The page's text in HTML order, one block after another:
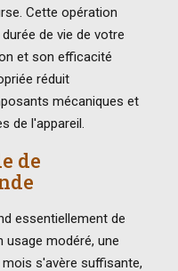
Cette opération
de vie de votre
et son efficacité
réduit
mécaniques et
de l'appareil.
de
essentiellement de
usage modéré, une
s'avère suffisante,